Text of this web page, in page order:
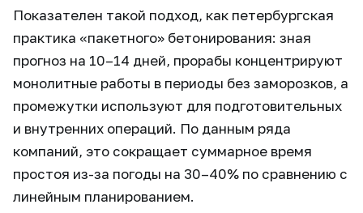
Показателен такой подход, как петербургская
практика «пакетного» бетонирования: зная
прогноз на 10–14 дней, прорабы концентрируют
монолитные работы в периоды без заморозков, а
промежутки используют для подготовительных
и внутренних операций. По данным ряда
компаний, это сокращает суммарное время
простоя из-за погоды на 30–40% по сравнению с
линейным планированием.